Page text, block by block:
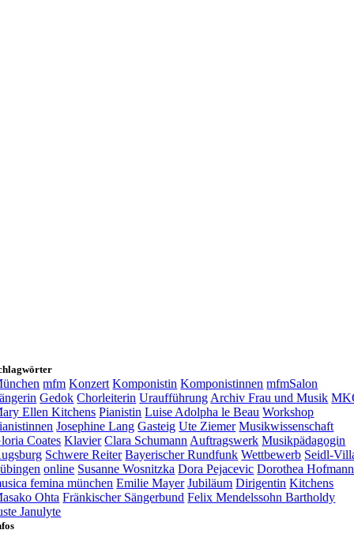
mfm Konzert Komponistin Komponistinnen mfmSalon
Gedok Chorleiterin Uraufführung Archiv Frau und Musik
Ellen Kitchens Pianistin Luise Adolpha le Beau Workshop
Josephine Lang Gasteig Ute Ziemer Musikwissenschaft
Coates Klavier Clara Schumann Auftragswerk Musikpädagogin
Schwere Reiter Bayerischer Rundfunk Wettbewerb Seidl-
online Susanne Wosnitzka Dora Pejacevic Dorothea Hofmann
femina münchen Emilie Mayer Jubiläum Dirigentin Kitchens
Ohta Fränkischer Sängerbund Felix Mendelssohn Bartholdy
Janulyte